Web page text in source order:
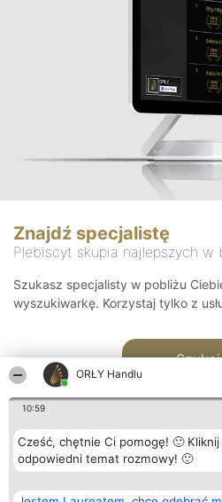
ORŁY Handlu
10:59
Cześć, chętnie Ci pomogę! 🙂
odpowiedni temat rozmowy! 🙂
Znajdź specjalistę
Plebiscyt skupia najlepszych w
Szukasz specjalisty w pobliżu
wyszukiwarkę. Korzystaj tylko z
Szukaj
Organizator plebiscytu Plebiscyt